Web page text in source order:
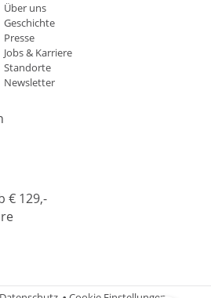
Über uns
Geschichte
Presse
Jobs & Karriere
Standorte
Newsletter
€ 129,-